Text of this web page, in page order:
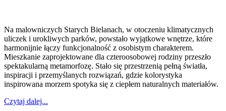
Na malowniczych Starych Bielanach, w otoczeniu klimatycznych
uliczek i urokliwych parków, powstało wyjątkowe wnętrze, które
harmonijnie łączy funkcjonalność z osobistym charakterem.
Mieszkanie zaprojektowane dla czteroosobowej rodziny przeszło
spektakularną metamorfozę. Stało się przestrzenią pełną światła,
inspiracji i przemyślanych rozwiązań, gdzie kolorystyka
inspirowana morzem spotyka się z ciepłem naturalnych materiałów.
Czytaj dalej...